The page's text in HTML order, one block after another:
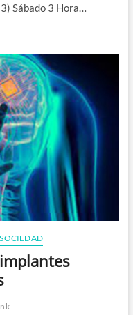
Sábado 3 Hora…
SOCIEDAD